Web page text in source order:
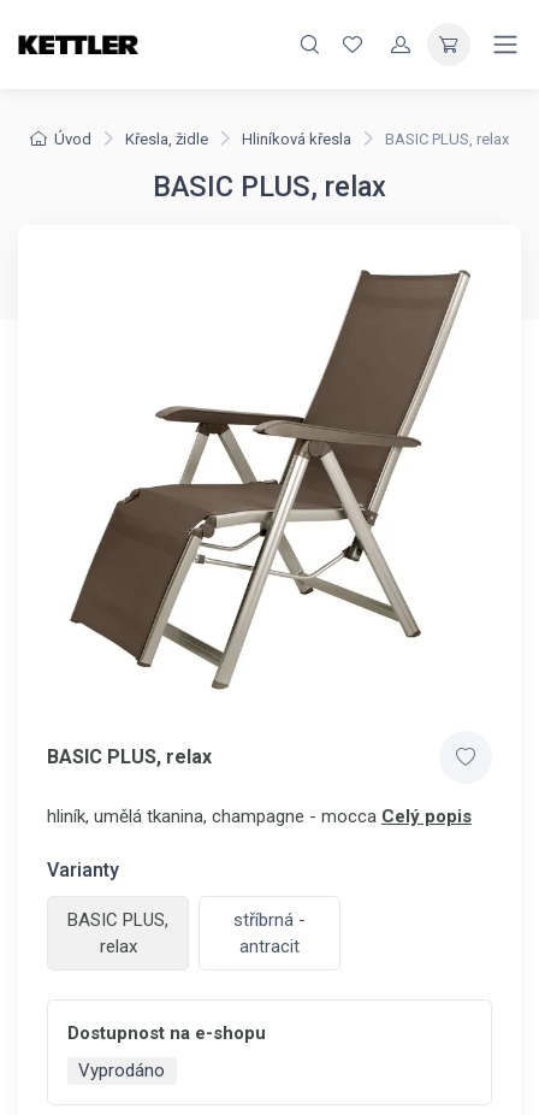
Úvod Křesla, židle Hliníková křesla BASIC PLUS, relax
BASIC PLUS, relax
BASIC PLUS, relax
hliník, umělá tkanina, champagne - mocca Celý popis
Varianty
BASIC PLUS,
relax
stříbrná -
antracit
Dostupnost na e-shopu
Vyprodáno